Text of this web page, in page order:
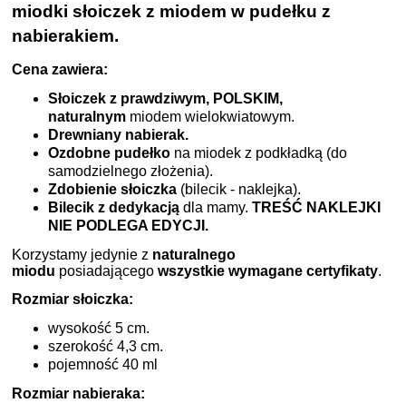
miodki słoiczek z miodem w pudełku z
nabierakiem.
Cena zawiera:
Słoiczek z prawdziwym, POLSKIM,
naturalnym miodem wielokwiatowym.
Drewniany nabierak.
Ozdobne pudełko na miodek z podkładką (do
samodzielnego złożenia).
Zdobienie słoiczka (bilecik - naklejka).
Bilecik z dedykacją dla mamy. TREŚĆ NAKLEJKI
NIE PODLEGA EDYCJI.
Korzystamy jedynie z naturalnego
miodu posiadającego wszystkie wymagane certyfikaty.
Rozmiar słoiczka:
wysokość 5 cm.
szerokość 4,3 cm.
pojemność 40 ml
Rozmiar nabieraka: